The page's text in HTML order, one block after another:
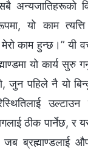
अन्यजातिहरूको
यो काम
मेरो काम हुन्छ।” यी
यो कार्य सुरु
जुन पहिले नै यो
उल्टाउन
ठीक पार्नेछ, र
ब्रह्माण्डलाई